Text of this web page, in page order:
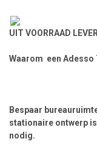
UIT VOORRAAD
Waarom een Adesso
Bespaar
stationaire ontwerp
nodig.